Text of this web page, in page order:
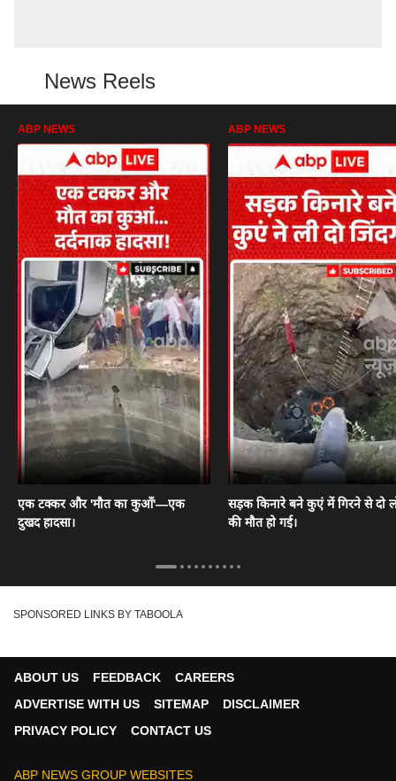
News Reels
ABP NEWS
एक टक्कर और 'मौत का कुआँ'—एक
दुखद हादसा।
ABP NEWS
सड़क किनारे बने कुएं में गिरने से दो
की मौत हो गई।
SPONSORED LINKS BY TABOOLA
ABOUT US FEEDBACK
CAREERS
ADVERTISE WITH US
SITEMAP
DISCLAIMER
PRIVACY POLICY
CONTACT US
ABP NEWS GROUP WEBSITES